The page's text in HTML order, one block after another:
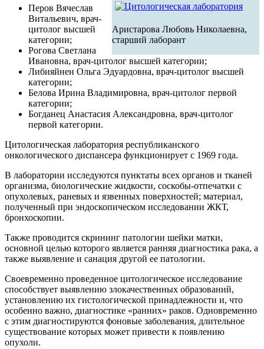
Аристарова Любовь Николаевна,
старший лаборант
Перов Вячеслав
Витальевич, врач-
цитолог высшей
категории;
Рогова Светлана
Ивановна, врач-цитолог высшей категории;
Либияйнен Ольга Эдуардовна, врач-цитолог высшей
категории;
Белова Ирина Владимировна, врач-цитолог первой
категории;
Богданец Анастасия Александровна, врач-цитолог
первой категории.
Цитологическая лаборатория республиканского
онкологического диспансера функционирует с 1969 года.
В лаборатории исследуются пунктаты всех органов и тканей
организма, биологические жидкости, соскобы-отпечатки с
опухолевых, раневых и язвенных поверхностей; материал,
полученный при эндоскопическом исследовании ЖКТ,
бронхоскопии.
Также проводится скрининг патологии шейки матки,
основной целью которого является ранняя диагностика рака, а
также выявление и санация другой ее патологии.
Своевременно проведенное цитологическое исследование
способствует выявлению злокачественных образований,
установлению их гистологической принадлежности и, что
особенно важно, диагностике «ранних» раков. Одновременно
с этим диагностируются фоновые заболевания, длительное
существование которых может привести к появлению
опухоли.